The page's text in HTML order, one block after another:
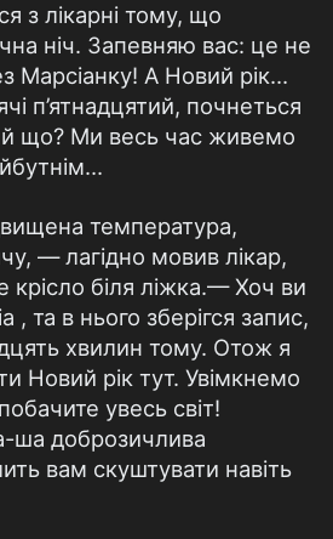
з лікарні тому, що
ніч. Запевняю вас: це не
Марсіанку! А Новий рік…
п’ятнадцятий, почнеться
й що? Ми весь час живемо
температура,
— лагідно мовив лікар,
крісло біля ліжка.— Хоч ви
, та в нього зберігся запис,
хвилин тому. Отож я
Новий рік тут. Увімкнемо
увесь світ!
ша доброзичлива
вам скуштувати навіть